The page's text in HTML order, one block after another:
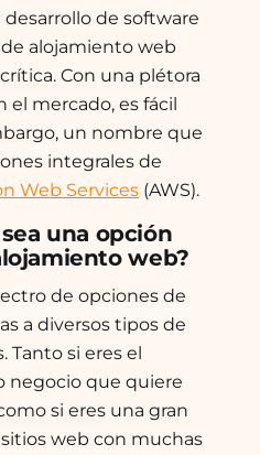
de software
alojamiento web
Con una plétora
el mercado, es fácil
un nombre que
integrales de
Web Services (AWS).
una opción
web?
de opciones de
a diversos tipos de
Tanto si eres el
negocio que quiere
si eres una gran
web con muchas